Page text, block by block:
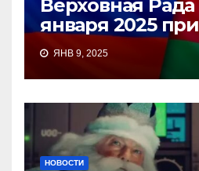
Верховная
января 2025
ЯНВ 9, 2025
НОВОСТИ